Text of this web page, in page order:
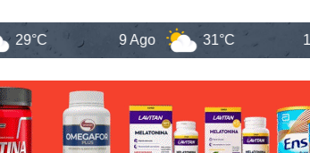
9 Ago 31°C 10 Ago